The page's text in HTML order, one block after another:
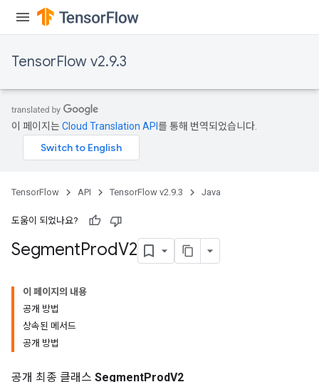
TensorFlow v2.9.3
이 페이지는Cloud Translation API 를 통해 번역되었습니다.
TensorFlow API TensorFlow v2.9.3 Java
도움이 되었나요?
SegmentProdV2
이 페이지의 내용
공개 방법
상속된 메서드
공개 방법
공개 최종 클래스 SegmentProdV2